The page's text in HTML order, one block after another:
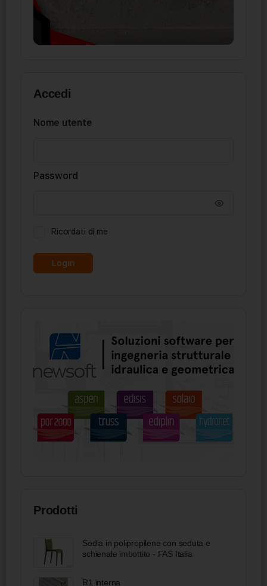
Accedi
Nome utente
Password
Ricordati di me
Prodotti
Sedia in polipropilene con seduta e
schienale imbottito - FAS Italia
R1 interna